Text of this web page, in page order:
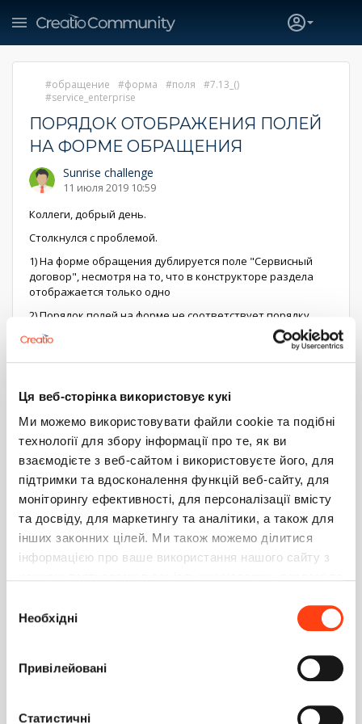
Ця веб-сторінка використовує кукі
Ми можемо використовувати файли cookie та подібні
технології для збору інформації про те, як ви
взаємодієте з веб-сайтом і використовуєте його, для
підтримки та вдосконалення функцій веб-сайту, для
моніторингу ефективності, для персоналізації вмісту
та досвіду, для маркетингу та аналітики, а також для
інших законних цілей. Ми також можемо ділитися
інформацією про ваше використання нашого сайту з
інформацією, яку ви їм надали або яку вони зібрали
під час використання вами їхніх послуг. Детальніше
згоди
Необхідні
Привілейовані
Статистичні
обращение форма поля
7.13_()
service_enterprise
ПОРЯДОК ОТОБРАЖЕНИЯ ПОЛЕЙ
НА ФОРМЕ ОБРАЩЕНИЯ
Sunrise challenge
11 июля 2019 10:59
Коллеги, добрый день.
Столкнулся с проблемой.
1) На форме обращения дублируется поле "Сервисный
договор", несмотря на то, что в конструкторе раздела
отображается только одно
2) Порядок полей на форме не соответствует порядку
полей в конструкторе
Скрины вложением
Помогите понять в чём проблема ?
0 3
Зверев Александр 0
Это может быть из-за того, что расположение полей
задано в схеме кодом, слишком сложным для разбора
Вашими изменениями и в других пакетах.